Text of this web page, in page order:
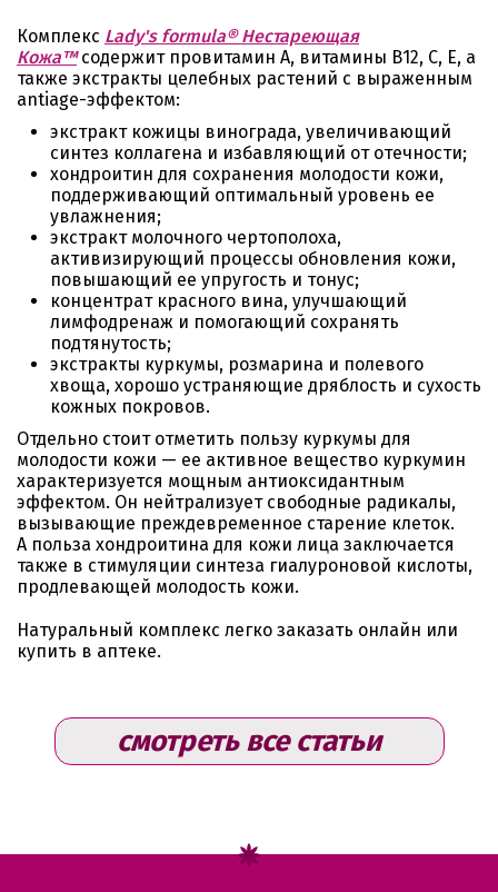
Комплекс Lady's formula® Нестареющая
Кожа™содержит провитамин А, витамины В12, С, Е, а
также экстракты целебных растений c выраженным
antiage-эффектом:
экстракт кожицы винограда, увеличивающий
синтез коллагена и избавляющий от отечности;
хондроитин для сохранения молодости кожи,
поддерживающий оптимальный уровень ее
увлажнения;
экстракт молочного чертополоха,
активизирующий процессы обновления кожи,
повышающий ее упругость и тонус;
концентрат красного вина, улучшающий
лимфодренаж и помогающий сохранять
подтянутость;
экстракты куркумы, розмарина и полевого
хвоща, хорошо устраняющие дряблость и сухость
кожных покровов.
Отдельно стоит отметить пользу куркумы для
молодости кожи — ее активное вещество куркумин
характеризуется мощным антиоксидантным
эффектом. Он нейтрализует свободные радикалы,
вызывающие преждевременное старение клеток.
А польза хондроитина для кожи лица заключается
также в стимуляции синтеза гиалуроновой кислоты,
продлевающей молодость кожи.
Натуральный комплекс легко заказать онлайн или
купить в аптеке.
смотреть все статьи